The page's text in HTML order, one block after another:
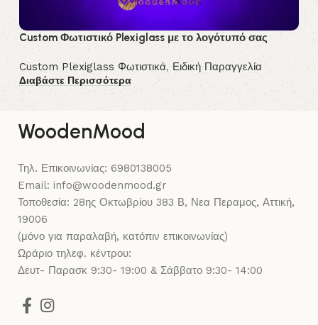
Custom Φωτιστικό Plexiglass με το λογότυπό σας
Custom Plexiglass Φωτιστικά,Ειδική Παραγγελία
Διαβάστε Περισσότερα
WoodenMood
Τηλ. Επικοινωνίας: 6980138005
Email: info@woodenmood.gr
Τοποθεσία: 28ης Οκτωβρίου 383 Β, Νεα Περαμος, Αττική,
19006
(μόνο για παραλαβή, κατόπιν επικοινωνίας)
Ωράριο τηλεφ. κέντρου:
Δευτ- Παρασκ 9:30- 19:00 & Σάββατο 9:30- 14:00